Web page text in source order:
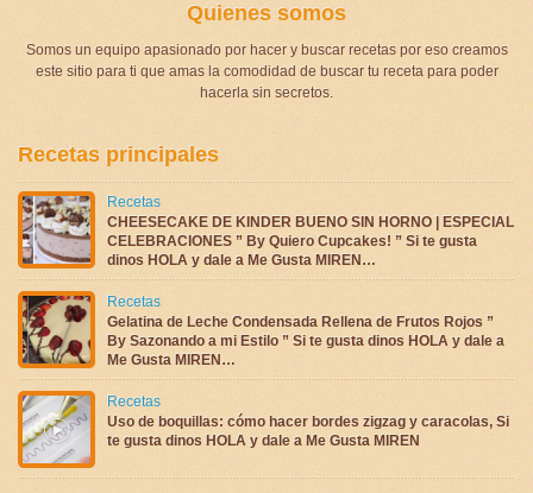
Quienes somos
Somos un equipo apasionado por hacer y buscar recetas por eso creamos
este sitio para ti que amas la comodidad de buscar tu receta para poder
hacerla sin secretos.
Recetas principales
Recetas
CHEESECAKE DE KINDER BUENO SIN HORNO | ESPECIAL
CELEBRACIONES ” By Quiero Cupcakes! ” Si te gusta
dinos HOLA y dale a Me Gusta MIREN…
Recetas
Gelatina de Leche Condensada Rellena de Frutos Rojos ”
By Sazonando a mi Estilo ” Si te gusta dinos HOLA y dale a
Me Gusta MIREN…
Recetas
Uso de boquillas: cómo hacer bordes zigzag y caracolas, Si
te gusta dinos HOLA y dale a Me Gusta MIREN